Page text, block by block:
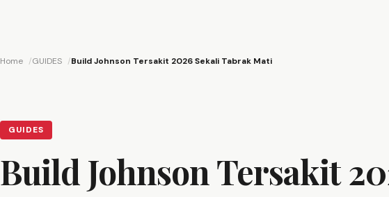
Home GUIDES Build Johnson Tersakit 2026 Sekali Tabrak Mati
GUIDES
Build Johnson Tersakit